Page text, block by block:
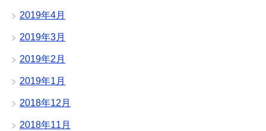
2019年4月
2019年3月
2019年2月
2019年1月
2018年12月
2018年11月